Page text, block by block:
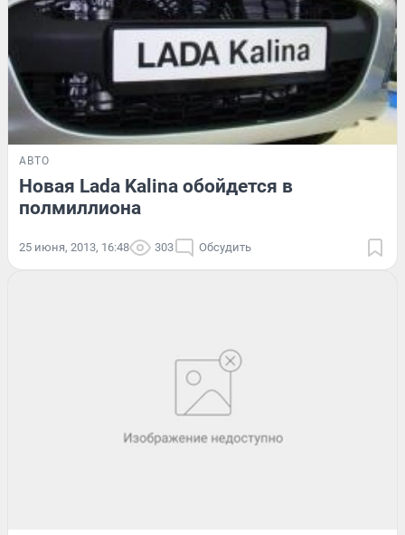
АВТО
Новая Lada Kalina обойдется в
полмиллиона
25 июня, 2013, 16:48 303 Обсудить